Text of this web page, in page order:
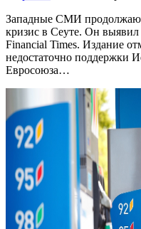
Западные СМИ
кризис в Сеуте. Он
Financial Times. Издание
недостаточно поддержки
Евросоюза…